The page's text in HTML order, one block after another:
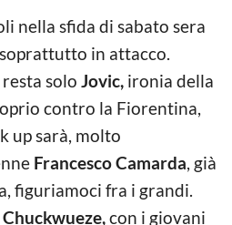
nella sfida di sabato sera
in attacco.
solo Jovic, ironia della
contro la Fiorentina,
up sarà, molto
Francesco Camarda, già
figuriamoci fra i grandi.
Chuckwueze,con i giovani